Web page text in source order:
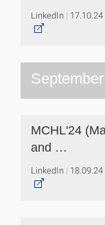
LinkedIn 17.10.24
MCHL'24
and …
LinkedIn 18.09.24